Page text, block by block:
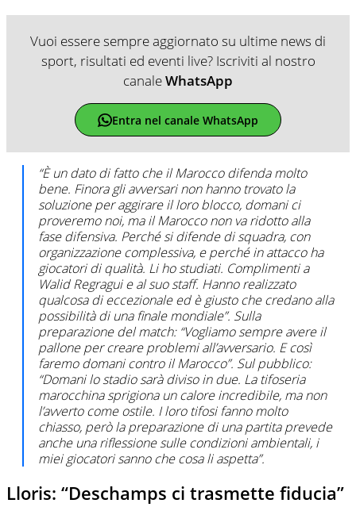
Vuoi essere sempre aggiornato su ultime news di
sport, risultati ed eventi live? Iscriviti al nostro
canaleWhatsApp
Entra nel canale WhatsApp
“È un dato di fatto che il Marocco difenda molto
bene. Finora gli avversari non hanno trovato la
soluzione per aggirare il loro blocco, domani ci
proveremo noi, ma il Marocco non va ridotto alla
fase difensiva. Perché si difende di squadra, con
organizzazione complessiva, e perché in attacco ha
giocatori di qualità. Li ho studiati. Complimenti a
Walid Regragui e al suo staff. Hanno realizzato
qualcosa di eccezionale ed è giusto che credano alla
possibilità di una finale mondiale”. Sulla
preparazione del match: “Vogliamo sempre avere il
pallone per creare problemi all’avversario. E così
faremo domani contro il Marocco”. Sul pubblico:
“Domani lo stadio sarà diviso in due. La tifoseria
marocchina sprigiona un calore incredibile, ma non
l’avverto come ostile. I loro tifosi fanno molto
chiasso, però la preparazione di una partita prevede
anche una riflessione sulle condizioni ambientali, i
miei giocatori sanno che cosa li aspetta”.
Lloris: “Deschamps ci trasmette fiducia”